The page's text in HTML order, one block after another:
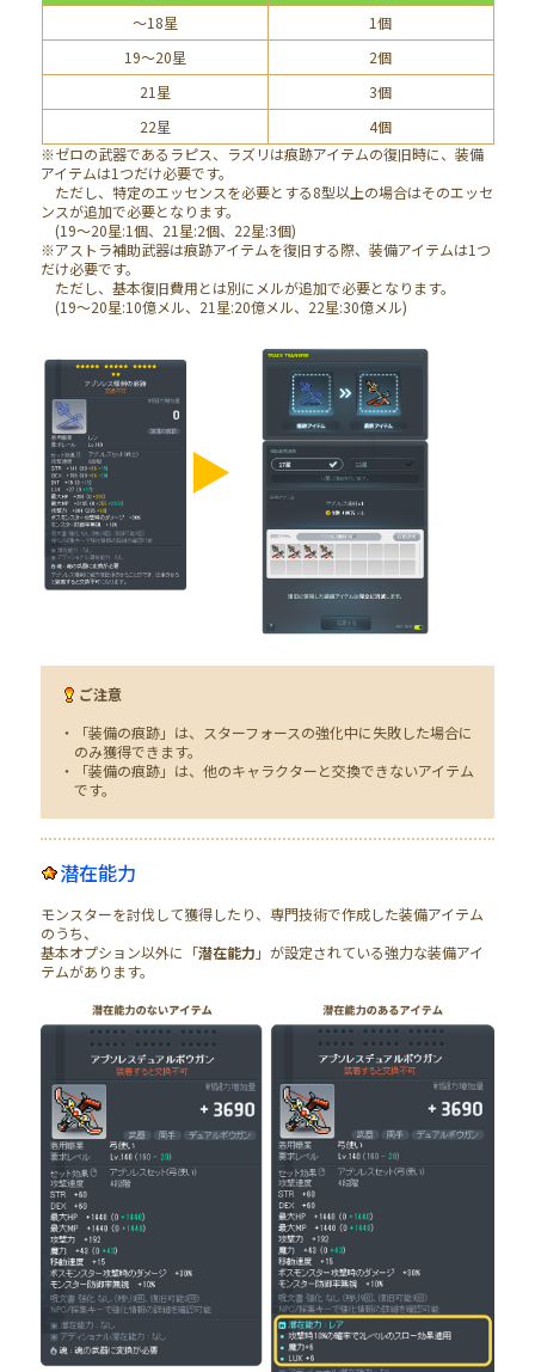
～18星
1個
19～20星
2個
21星
3個
22星
4個
※ゼロの武器であるラピス、ラズリは痕跡アイテムの復旧時に、装備
アイテムは1つだけ必要です。
ただし、特定のエッセンスを必要とする8型以上の場合はそのエッセ
ンスが追加で必要となります。
(19～20星:1個、21星:2個、22星:3個)
※アストラ補助武器は痕跡アイテムを復旧する際、装備アイテムは1つ
だけ必要です。
ただし、基本復旧費用とは別にメルが追加で必要となります。
(19～20星:10億メル、21星:20億メル、22星:30億メル)
ご注意
・「装備の痕跡」は、スターフォースの強化中に失敗した場合に
のみ獲得できます。
・「装備の痕跡」は、他のキャラクターと交換できないアイテム
です。
潜在能力
モンスターを討伐して獲得したり、専門技術で作成した装備アイテム
のうち、
基本オプション以外に「潜在能力 」が設定されている強力な装備アイ
テムがあります。